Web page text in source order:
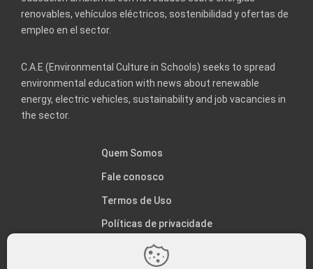
renovables, vehículos eléctricos, sostenibilidad y ofertas de
empleo en el sector.
C.A.E (Environmental Culture in Schools) seeks to spread
environmental education with news about renewable
energy, electric vehicles, sustainability and job vacancies in
the sector.
Quem Somos
Fale conosco
Termos de Uso
Políticas de privacidade